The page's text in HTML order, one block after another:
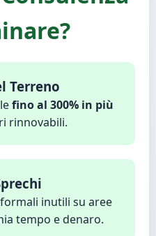
Terreno
fino al 300% in più
rinnovabili.
inutili su aree
tempo e denaro.